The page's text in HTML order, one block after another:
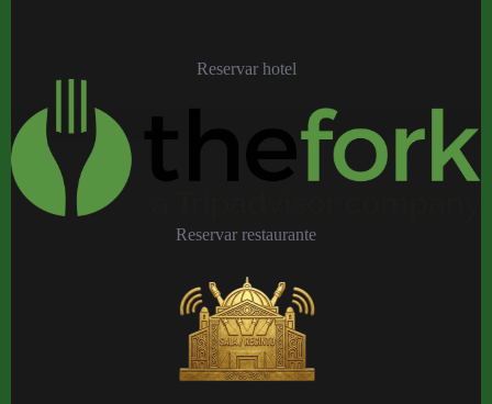
Reservar hotel
Reservar restaurante